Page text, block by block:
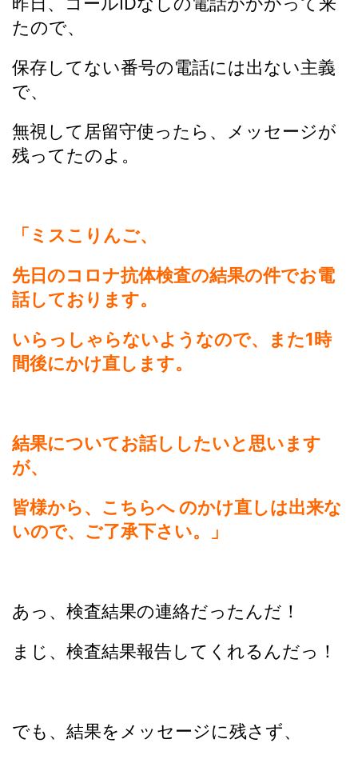
たので、
保存してない番号の電話には出ない主義
で、
無視して居留守使ったら、メッセージが
残ってたのよ。
「ミスこりんご、
先日のコロナ抗体検査の結果の件でお電
話しております。
いらっしゃらないようなので、また1時
間後にかけ直します。
結果についてお話ししたいと思います
が、
皆様から、こちらへ のかけ直しは出来な
いので、ご了承下さい。」
あっ、検査結果の連絡だったんだ！
まじ、検査結果報告してくれるんだっ！
でも、結果をメッセージに残さず、